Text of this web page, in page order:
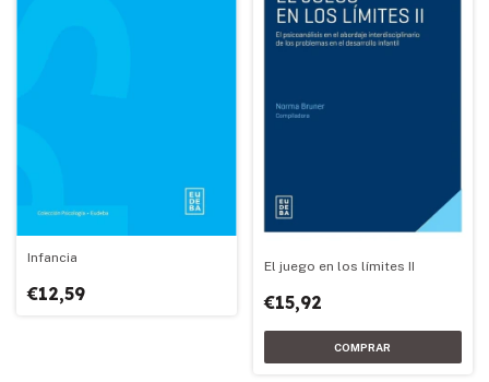
Infancia
€12,59
El juego en los límites II
€15,92